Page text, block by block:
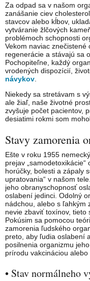
Za odpad sa v našom
zanášanie ciev
stavcov alebo kĺbov,
vytváranie žlčových
problémoch schopnosti
Vekom naviac
regenerácie a stávajú sa
Pochopiteľne, každý
vrodených dispozícií,
návykov
Niekedy sa stretávam s
ale žiaľ, naše životné
zvyšuje počet pacientov,
desiatimi rokmi som
Stavy zamorenia
Ešte v roku 1955
prejav
horúčky, bolesti a zápaly
upratovania“ v našom
jeho obranyschopnosť
oslabení jedinci. Odolný
nádchou, alebo s ľahkým
nevie zbaviť toxínov, tieto
Pokúsim sa pomocou
zamorenia ľudského
preto, aby ľudia oslabení
posilnenia organizmu
prírodu vakcináciou
• Stav normálneho